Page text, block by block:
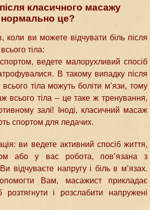
класичного масажу
нормально це?
коли ви можете відчувати біль після
тіла:
ведете малорухливий спосіб
В такому випадку після
тіла можуть боліти м’язи, тому
всього тіла – це таке ж тренування,
залі! Іноді, класичний масаж
спортом для ледачих.
ви ведете активний спосіб життя,
або у вас робота, пов’язана з
відчуваєте напругу і біль в м’язах.
Вам, масажист прикладає
і розслабити напружені